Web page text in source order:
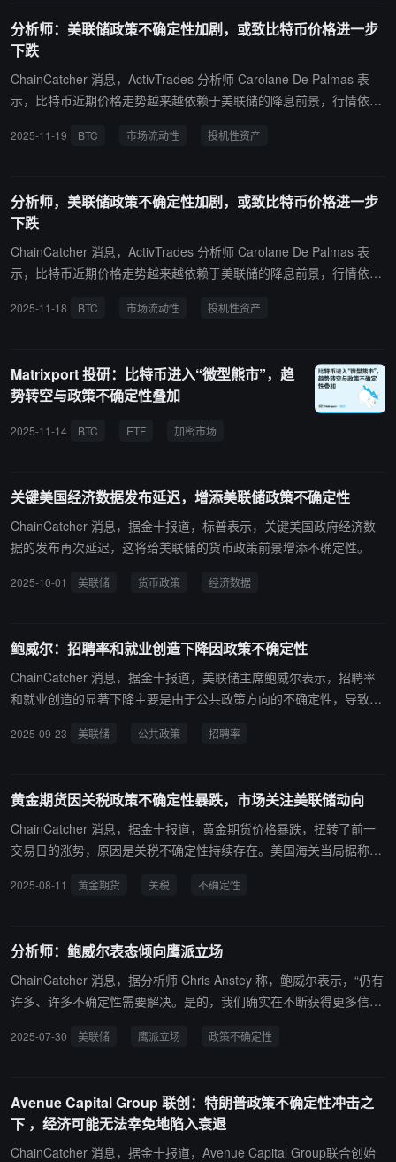
evin Warsh 潜在接任预期并存的背景下，政策路径缺乏清晰过渡。Gl
assnode 数据显示，比特币仍“受困于”True Market Mean 下方，阻
力集中在 7.8 万至 7.9 万美元区间，支撑则位于 6.5 万至 7 万美元之
间。尽管抛压有所缓解，但需求不足以支撑持续上行突破。宏观层面
升。Bitget Wallet 与 21Shares 等机构分析指出，“更长期维持高利
日流出约 1.38 亿美元；以太坊 ETF 同期流出约 8770 万美元。尽管
个别产品仍有资金流入，但整体趋势显示机构需求正在降温。与此同
时，CME 持仓与 ETF 资产管理规模虽趋于稳定，但尚未出现强劲回
流信号。衍生品市场则显示永续合约空头仓位创历史高位，若情绪改
主。整体来看，比特币在改善的支撑结构与疲弱需求之间拉锯，ETF
分析师：美联储政策不确定性加剧，或致比特币价格进一步
下跌
ChainCatcher 消息，ActivTrades 分析师 Carolane De Palmas 表
示，比特币近期价格走势越来越依赖于美联储的降息前景，行情依然
储可能不得不在数据有限的情况下制定政策，这种信息缺口削弱了市
2025-11-19 BTC 市场流动性 投机性资产
分析师，美联储政策不确定性加剧，或致比特币价格进一步
下跌
ChainCatcher 消息，ActivTrades 分析师 Carolane De Palmas 表
示，比特币近期价格走势越来越依赖于美联储的降息前景，行情依然
不得不在数据有限的情况下制定政策，这种信息缺口削弱了市场流动
2025-11-18 BTC 市场流动性 投机性资产
Matrixport 投研：比特币进入“微型熊市”，趋
势转空与政策不确定性叠加
2025-11-14 BTC ETF 加密市场
关键美国经济数据发布延迟，增添美联储政策不确定性
ChainCatcher 消息，据金十报道，标普表示，关键美国政府经济数
据的发布再次延迟，这将给美联储的货币政策前景增添不确定性。
2025-10-01 美联储 货币政策 经济数据
鲍威尔：招聘率和就业创造下降因政策不确定性
ChainCatcher 消息，据金十报道，美联储主席鲍威尔表示，招聘率
和就业创造的显著下降主要是由于公共政策方向的不确定性，导致企
2025-09-23 美联储 公共政策 招聘率
黄金期货因关税政策不确定性暴跌，市场关注美联储动向
ChainCatcher 消息，据金十报道，黄金期货价格暴跌，扭转了前一
交易日的涨势，原因是关税不确定性持续存在。美国海关当局据称将
此发布澄清声明。三菱日联金融集团分析师指出，该规定可能扰乱全
2025-08-11 黄金期货 关税 不确定性
分析师：鲍威尔表态倾向鹰派立场
ChainCatcher 消息，据分析师 Chris Anstey 称，鲍威尔表示，“仍有
许多、许多不确定性需要解决。是的，我们确实在不断获得更多信
感觉还有很多事情将会发生。”这番话倾向于鹰派立场。 美联储主席
方）对此存在一系列不同的预估。(金十)
2025-07-30 美联储 鹰派立场 政策不确定性
Avenue Capital Group 联创：特朗普政策不确定性冲击之
下 ，经济可能无法幸免地陷入衰退
ChainCatcher 消息，据金十报道，Avenue Capital Group联合创始